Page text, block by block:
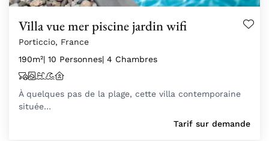
Villa vue mer piscine jardin wifi
Porticcio, France
190m²| 10 Personnes| 4 Chambres
À quelques pas de la plage, cette villa contemporaine
située…
Tarif sur demande